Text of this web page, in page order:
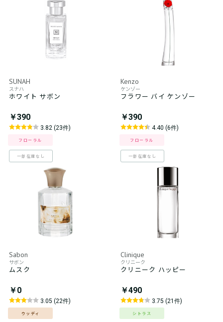
SUNAH
スナハ
ホワイト サボン
￥390
3.82 (23件)
フローラル
一部在庫なし
Kenzo
ケンゾー
フラワー バイ ケンゾー
￥390
4.40 (6件)
フローラル
一部在庫なし
Sabon
サボン
ムスク
￥0
3.05 (22件)
ウッディ
Clinique
クリニーク
クリニーク ハッピー
￥490
3.75 (21件)
シトラス